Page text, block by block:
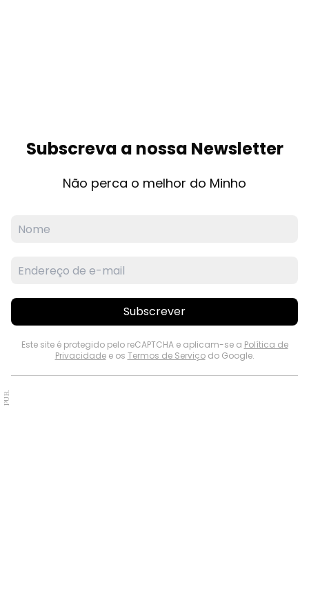
Subscreva a nossa Newsletter
Não perca o melhor do Minho
Subscrever
Este site é protegido pelo reCAPTCHA e aplicam-se a Política de
Privacidadee os Termos de Serviçodo Google.
PUB.